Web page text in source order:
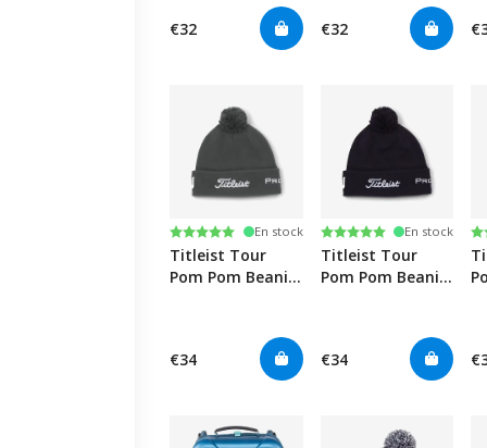
€32
€32
Note:
5.0 sur 5 étoiles
En stock
Titleist Tour
Pom Pom Beanie
€34
Note:
5.0 sur 5 étoiles
En stock
Titleist Tour
Pom Pom Beanie
€34